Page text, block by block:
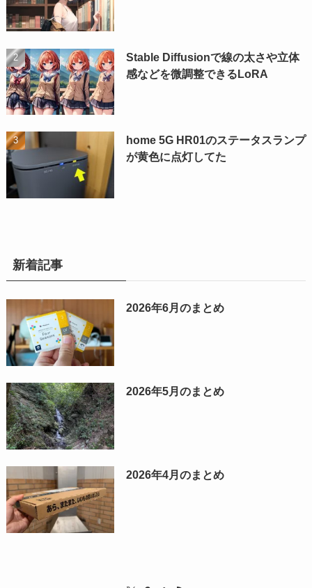
Stable Diffusionで線の太さや立体
感などを微調整できるLoRA
home 5G HR01のステータスランプ
が黄色に点灯してた
新着記事
2026年6月のまとめ
2026年5月のまとめ
2026年4月のまとめ